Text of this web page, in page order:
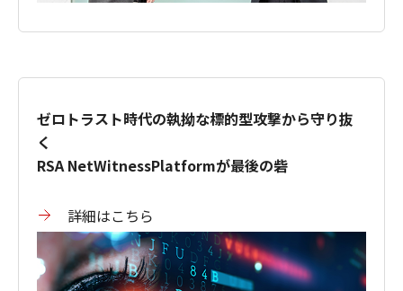
ゼロトラスト時代の執拗な標的型攻撃から守り抜
く
RSA NetWitnessPlatformが最後の砦
詳細はこちら